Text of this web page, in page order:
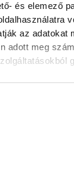
és elemező
az adatokat
adott meg
éjjel
de
is meg